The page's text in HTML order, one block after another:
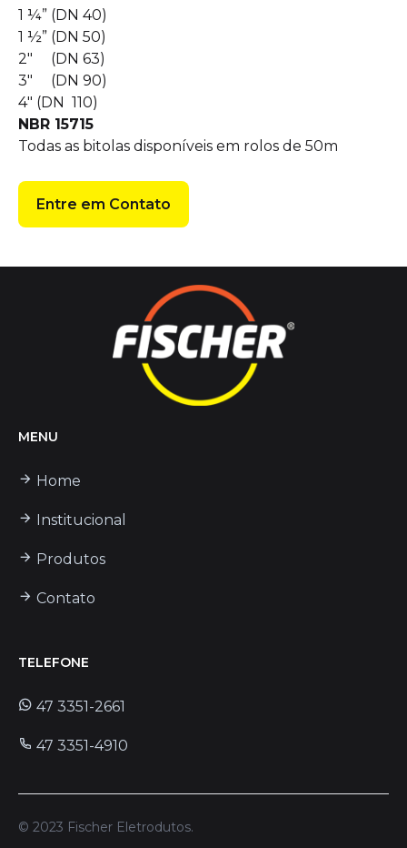
1 ¼” (DN 40)
1 ½” (DN 50)
2″ (DN 63)
3″ (DN 90)
4″ (DN 110)
NBR 15715
Todas as bitolas disponíveis em rolos de 50m
Entre em Contato
MENU
Home
Institucional
Produtos
Contato
TELEFONE
47 3351-2661
47 3351-4910
© 2023 Fischer Eletrodutos.